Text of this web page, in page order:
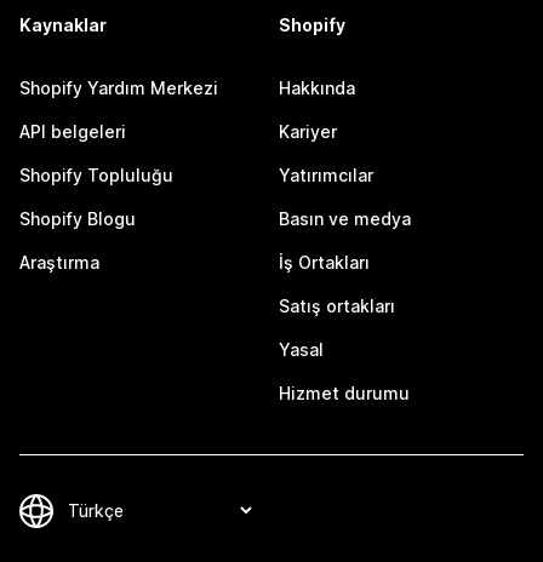
Kaynaklar
Shopify Yardım Merkezi
API belgeleri
Shopify Topluluğu
Shopify Blogu
Araştırma
Shopify
Hakkında
Kariyer
Yatırımcılar
Basın ve medya
İş Ortakları
Satış ortakları
Yasal
Hizmet durumu